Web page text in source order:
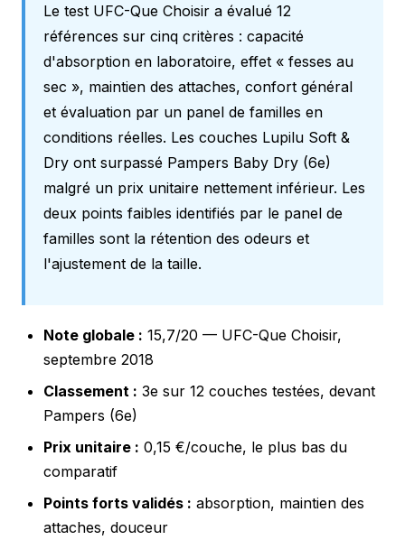
Le test UFC-Que Choisir a évalué 12
références sur cinq critères : capacité
d'absorption en laboratoire, effet « fesses au
sec », maintien des attaches, confort général
et évaluation par un panel de familles en
conditions réelles. Les couches Lupilu Soft &
Dry ont surpassé Pampers Baby Dry (6e)
malgré un prix unitaire nettement inférieur. Les
deux points faibles identifiés par le panel de
familles sont la rétention des odeurs et
l'ajustement de la taille.
Note globale : 15,7/20 — UFC-Que Choisir,
septembre 2018
Classement : 3e sur 12 couches testées, devant
Pampers (6e)
Prix unitaire : 0,15 €/couche, le plus bas du
comparatif
Points forts validés : absorption, maintien des
attaches, douceur